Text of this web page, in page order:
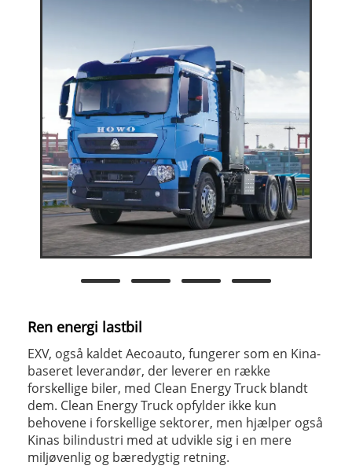
Ren energi lastbil
EXV, også kaldet Aecoauto, fungerer som en Kina-
baseret leverandør, der leverer en række
forskellige biler, med Clean Energy Truck blandt
dem. Clean Energy Truck opfylder ikke kun
behovene i forskellige sektorer, men hjælper også
Kinas bilindustri med at udvikle sig i en mere
miljøvenlig og bæredygtig retning.